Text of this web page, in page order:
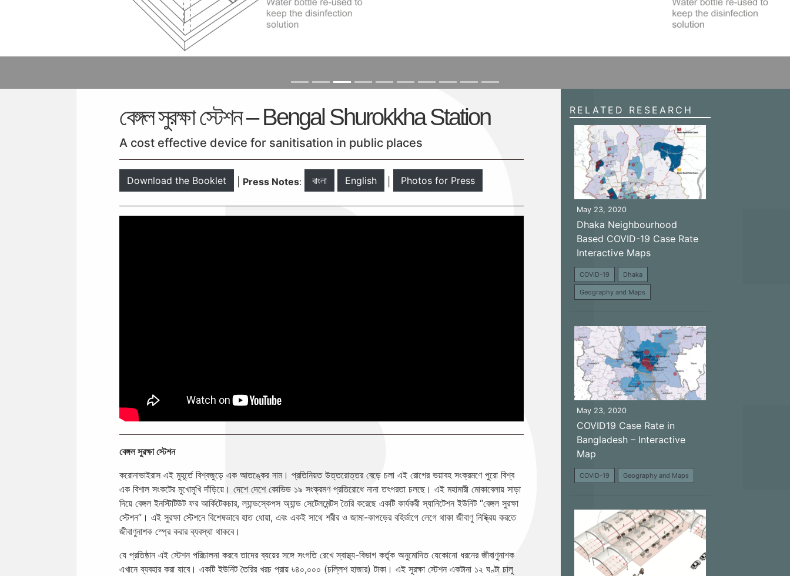
বেঙ্গল সুরক্ষা স্টেশন – Bengal Shurokkha Station
A cost effective device for sanitisation in public places
Download the Booklet Press Notes: বাংলা English Photos for Press
বেঙ্গল সুরক্ষা স্টেশন
করোনাভাইরাস এই মুহূর্তে বিশ্বজুড়ে এক আতঙ্কের নাম। প্রতিনিয়ত উত্তরোত্তর বেড়ে চলা এই রোগের ভয়াবহ সংক্রমণে পুরো বিশ্ব
এক বিশাল সংকটের মুখোমুখি দাঁড়িয়ে। দেশে দেশে কোভিড ১৯ সংক্রমণ প্রতিরোধে নানা তৎপরতা চলছে। এই মহামারী মোকাবেলায় সাড়া
দিয়ে বেঙ্গল ইনস্টিটিউট ফর আর্কিটেকচার, ল্যান্ডস্কেপস অ্যান্ড সেটেলমেন্টস তৈরি করেছে একটি কার্যকরী স্যানিটেশন ইউনিট “বেঙ্গল সুরক্ষা
স্টেশন”। এই সুরক্ষা স্টেশনে বিশেষভাবে হাত ধোয়া, এবং একই সাথে শরীর ও জামা-কাপড়ের বহির্ভাগে লেগে থাকা জীবাণু নিষ্ক্রিয় করতে
জীবাণুনাশক স্প্রে করার ব্যবস্থা থাকবে।
যে প্রতিষ্ঠান এই স্টেশন পরিচালনা করবে তাদের ব্যয়ের সঙ্গে সংগতি রেখে স্বাস্থ্য-বিভাগ কর্তৃক অনুমোদিত যেকোনো ধরনের জীবাণুনাশক
এখানে ব্যবহার করা যাবে। একটি ইউনিট তৈরির খরচ প্রায় ৳৪০,০০০ (চল্লিশ হাজার) টাকা। এই সুরক্ষা স্টেশন একটানা ১২ ঘণ্টা চালু
RELATED RESEARCH
May 23, 2020
Dhaka Neighbourhood
Based COVID-19 Case Rate
Interactive Maps
COVID-19 Dhaka
Geography and Maps
May 23, 2020
COVID19 Case Rate in
Bangladesh – Interactive
Map
COVID-19 Geography and Maps